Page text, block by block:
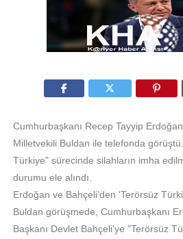
Cumhurbaşkanı Recep Tayyip
Milletvekili Buldan ile telefonda
Türkiye" sürecinde silahların imha
durumu ele alındı.
Erdoğan ve Bahçeli'den 'Terörsüz
Buldan görüşmede, Cumhurbaşkanı
Başkanı Devlet Bahçeli'ye "Terörsüz